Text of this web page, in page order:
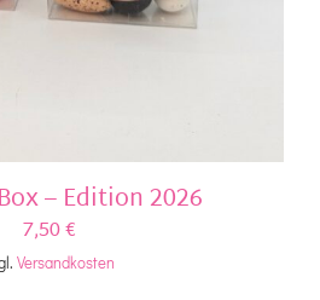
– Edition 2026
7,50€
Versandkosten